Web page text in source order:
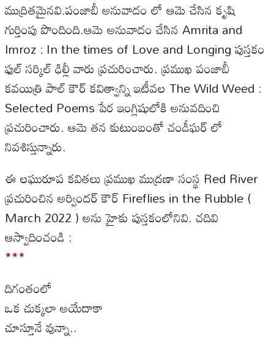
ముద్రితమైనవి.పంజాబీ అనువాదం లో ఆమె చేసిన కృషి
గుర్తింపు పొందింది.ఆమె అనువాదం చేసిన Amrita and
Imroz : In the times of Love and Longing పుస్తకం
ఫుల్ సర్కిల్ ఢిల్లీ వారు ప్రచురించారు. ప్రముఖ పంజాబీ
కవయిత్రి పాల్ కౌర్ కవిత్వాన్ని ఇటీవల The Wild Weed :
Selected Poems పేర ఇంగ్లిషులోకి అనువదించి
ప్రచురించారు. ఆమె తన కుటుంబంతో చండీఘర్ లో
నివశిస్తున్నారు.
ఈ లఘురూప కవితలు ప్రముఖ ముద్రణా సంస్థ Red River
ప్రచురించిన అర్విందర్ కౌర్ Fireflies in the Rubble (
March 2022 ) అను హైకు పుస్తకంలోనివి. చదివి
ఆస్వాదించండి :
***
దిగంతంలో
ఒక చుక్కలా అయేదాకా
చూస్తూనే వున్నా..